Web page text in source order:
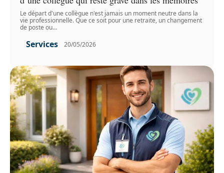
Le départ d'une collègue n'est jamais un moment neutre dans la
vie professionnelle. Que ce soit pour une retraite, un changement
de poste ou…
Services 20/05/2026